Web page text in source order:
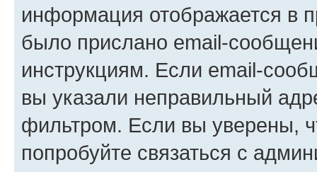
информация отображается в
было прислано email-
инструкциям. Если email-
вы указали неправильный
фильтром. Если вы уверены,
попробуйте связаться с